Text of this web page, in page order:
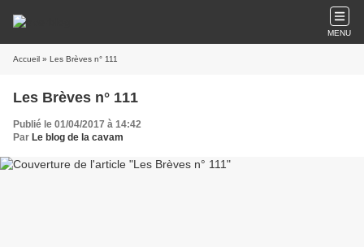
MENU
Accueil » Les Brèves n° 111
Les Brèves n° 111
Publié le 01/04/2017 à 14:42
Par Le blog de la cavam